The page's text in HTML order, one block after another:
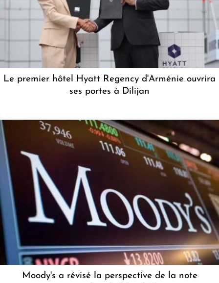
Le premier hôtel Hyatt Regency d'Arménie ouvrira
ses portes à Dilijan
Moody's a révisé la perspective de la note